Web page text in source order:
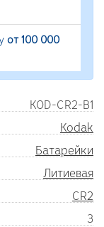
от 100 000
KOD-CR2-B1
Kodak
Батарейки
Литиевая
CR2
3